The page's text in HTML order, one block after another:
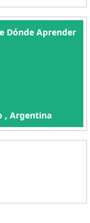
Dónde Aprender
, Argentina